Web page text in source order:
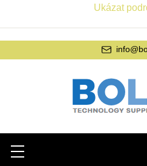
Hledat
Menu
Ukázat